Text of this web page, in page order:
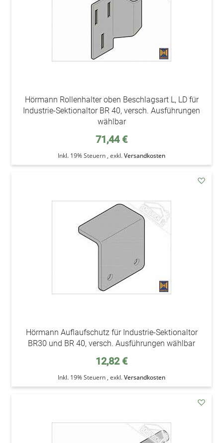
Hörmann Rollenhalter oben Beschlagsart L, LD für
Industrie-Sektionaltor BR 40, versch. Ausführungen
wählbar
71,44 €
Inkl. 19% Steuern , exkl.Versandkosten
Hörmann Auflaufschutz für Industrie-Sektionaltor
BR30 und BR 40, versch. Ausführungen wählbar
12,82 €
Inkl. 19% Steuern , exkl.Versandkosten